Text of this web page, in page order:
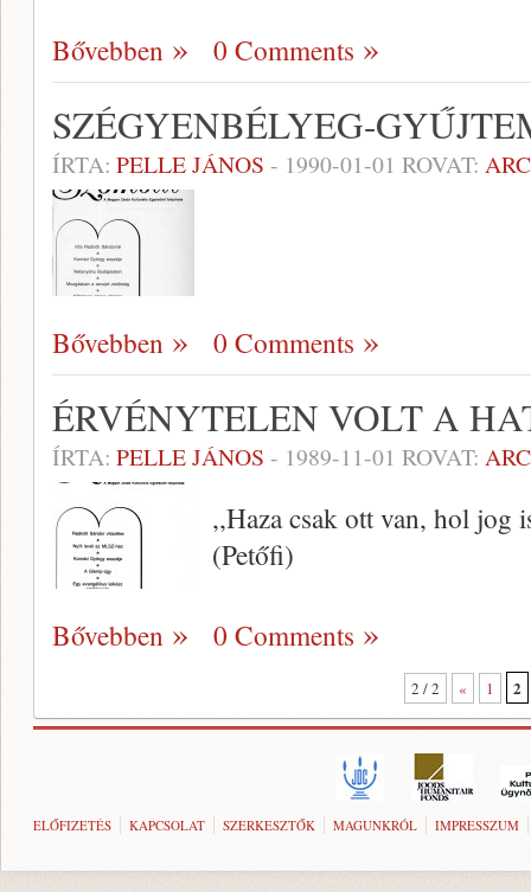
Bővebben 0 Comments
SZÉGYENBÉLYEG-
ÍRTA: PELLE JÁNOS - 1990-01-01 ROVAT:
Bővebben 0 Comments
ÉRVÉNYTELEN VOLT A
ÍRTA: PELLE JÁNOS - 1989-11-01 ROVAT:
,,Haza csak ott van, hol jog
(Petőfi)
Bővebben 0 Comments
2 / 2 « 1 2
ELŐFIZETÉS KAPCSOLAT SZERKESZTŐK MAGUNKRÓL IMPRESSZUM